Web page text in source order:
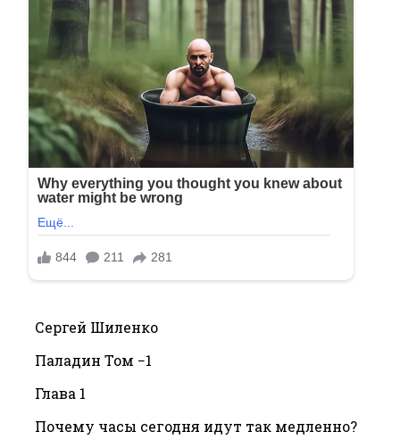
Сергей Шиленко
Паладин Том −1
Глава 1
Почему часы сегодня идут так медленно?